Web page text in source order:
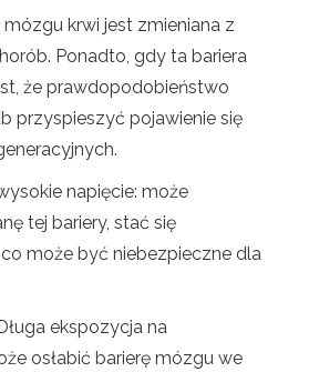
mózgu krwi jest zmieniana z
Ponadto, gdy ta bariera
że prawdopodobieństwo
przyspieszyć pojawienie się
napięcie: może
tej bariery, stać się
może być niebezpieczne dla
ekspozycja na
osłabić barierę mózgu we